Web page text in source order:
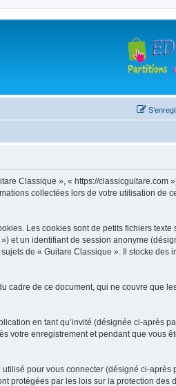
Classique », « https://classicguitare.com
collectées lors de votre utilisation de
Les cookies sont de petits fichiers texte
et un identifiant de session anonyme
de « Guitare Classique ». Il stocke des
cadre de ce document, qui ne couvre que
en tant qu’invité (désignée ci-après
votre enregistrement et pendant que vous
pour vous connecter (désigné ci-après
protégées par les lois sur la protection des